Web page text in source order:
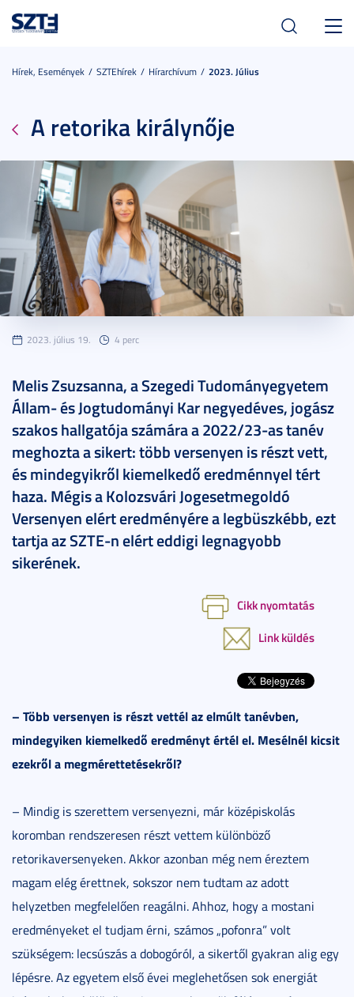
Hírek, Események SZTEhírek Hírarchívum 2023. Július
A retorika királynője
2023. július 19. 4 perc
Melis Zsuzsanna, a Szegedi Tudományegyetem
Állam- és Jogtudományi Kar negyedéves, jogász
szakos hallgatója számára a 2022/23-as tanév
meghozta a sikert: több versenyen is részt vett,
és mindegyikről kiemelkedő eredménnyel tért
haza. Mégis a Kolozsvári Jogesetmegoldó
Versenyen elért eredményére a legbüszkébb, ezt
tartja az SZTE-n elért eddigi legnagyobb
sikerének.
Cikk nyomtatás
Link küldés
– Több versenyen is részt vettél az elmúlt tanévben,
mindegyiken kiemelkedő eredményt értél el. Mesélnél kicsit
ezekről a megmérettetésekről?
– Mindig is szerettem versenyezni, már középiskolás
koromban rendszeresen részt vettem különböző
retorikaversenyeken. Akkor azonban még nem éreztem
magam elég érettnek, sokszor nem tudtam az adott
helyzetben megfelelően reagálni. Ahhoz, hogy a mostani
eredményeket el tudjam érni, számos „pofonra” volt
szükségem: lecsúszás a dobogóról, a sikertől gyakran alig egy
lépésre. Az egyetem első évei meglehetősen sok energiát